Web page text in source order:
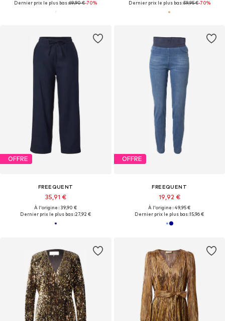
Dernier prix le plus bas :69,90 €-70% Dernier prix le plus bas :59,95 €-70%
OFFRE
FREEQUENT
35,91 €
À l'origine : 39,90 €
Dernier prix le plus bas :27,92 €
OFFRE
FREEQUENT
19,92 €
À l'origine : 49,95 €
Dernier prix le plus bas :15,96 €